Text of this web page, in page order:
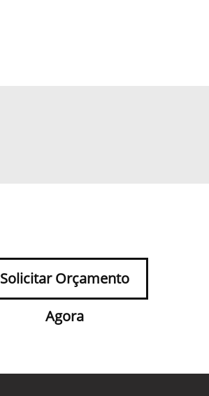
Solicitar Orçamento
Agora